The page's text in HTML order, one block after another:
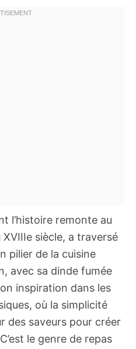
l’histoire remonte au
siècle, a traversé
pilier de la cuisine
avec sa dinde fumée
inspiration dans les
où la simplicité
des saveurs pour créer
le genre de repas